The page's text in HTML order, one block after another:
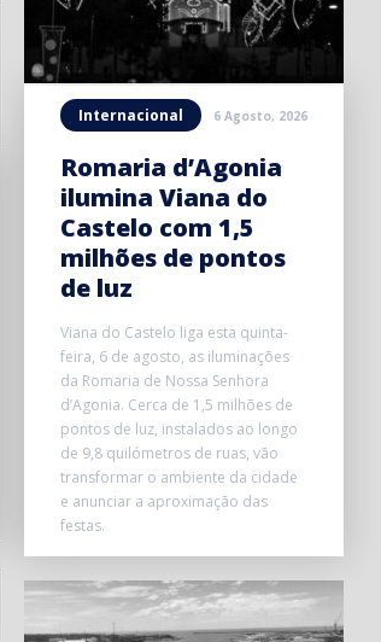
Internacional 6 Agosto, 2026
Romaria d’Agonia
ilumina Viana do
Castelo com 1,5
milhões de pontos
de luz
Viana do Castelo liga esta quinta-
feira, 6 de agosto, as iluminações
da Romaria de Nossa Senhora
d’Agonia. Cerca de 1,5 milhões de
pontos de luz, instalados ao longo
de 9,8 quilómetros de ruas, vão
transformar o ambiente da cidade
e anunciar a aproximação das
festas.